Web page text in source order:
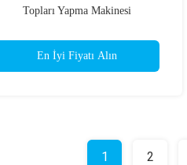
Topları Yapma Makinesi
En İyi Fiyatı Alın
1 2